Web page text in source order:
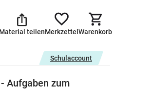
Material teilenMerkzettel Warenkorb
Schulaccount
Aufgaben zum